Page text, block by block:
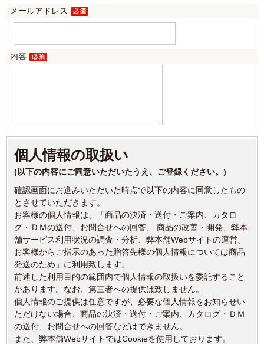
メールアドレス
内容
個人情報の取扱い
(以下の内容にご同意いただいたうえ、ご登録ください。)
確認画面にお進みいただいた時点で以下の内容に同意したもの
とさせていただきます。
お客様の個人情報は、「商品の決済・送付・ご案内、カタロ
グ・ＤＭの送付、お問合せへの回答、 商品の改善・開発、弊本
舗サービス利用状況の調査・分析、弊本舗Webサイトの運営、
お客様からご指示のあった贈答先様の個人情報については商品
発送のため」に利用致します。
前述した利用目的の範囲内で個人情報の取扱いを委託すること
があります。なお、第三者への提供は致しません。
個人情報のご提供は任意ですが、必要な個人情報をお知らせい
ただけない場合、商品の決済・送付・ご案内、カタログ・ＤＭ
の送付、お問合せへの回答などはできません。
また、弊本舗WebサイトではCookieを使用しております。